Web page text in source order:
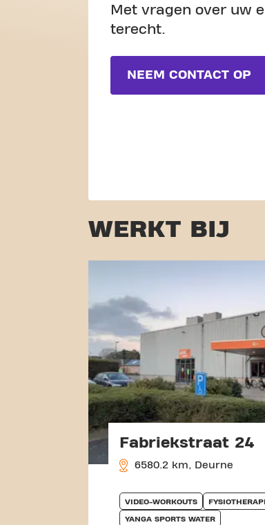
Met vragen over uw
terecht.
NEEM CONTACT OP
WERKT BIJ
Fabriekstraat 24
6580.2 km, Deurne
VIDEO-WORKOUTS
YANGA SPORTS WATER